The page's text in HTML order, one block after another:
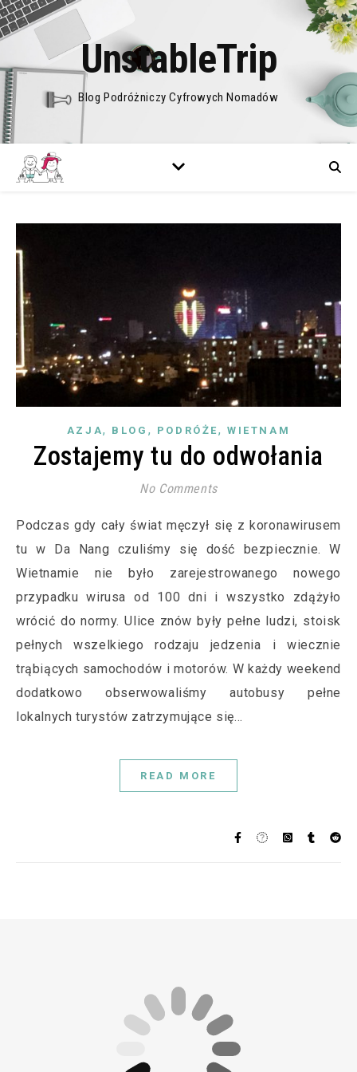
UnstableTrip
Blog Podróżniczy Cyfrowych Nomadów
AZJA, BLOG , PODRÓŻE , WIETNAM
Zostajemy tu do odwołania
No Comments
Podczas gdy cały świat męczył się z koronawirusem
tu w Da Nang czuliśmy się dość bezpiecznie. W
Wietnamie nie było zarejestrowanego nowego
przypadku wirusa od 100 dni i wszystko zdążyło
wrócić do normy. Ulice znów były pełne ludzi, stoisk
pełnych wszelkiego rodzaju jedzenia i wiecznie
trąbiących samochodów i motorów. W każdy weekend
dodatkowo obserwowaliśmy autobusy pełne
lokalnych turystów zatrzymujące się…
READ MORE